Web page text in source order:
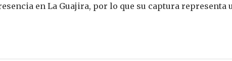
en La Guajira, por lo que su captura representa